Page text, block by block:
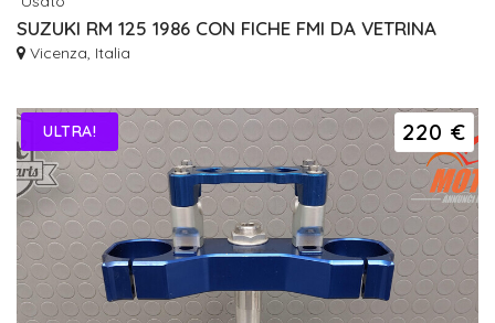
SUZUKI RM 125 1986 CON FICHE FMI DA VETRINA
Vicenza, Italia
220 €
ULTRA!